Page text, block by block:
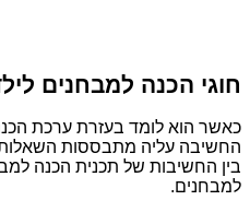
חוגי הכנה למבחנים
כאשר הוא לומד בעזרת ערכת
החשיבה עליה מתבססות
בין החשיבות של תכנית הכנה
למבחנים.